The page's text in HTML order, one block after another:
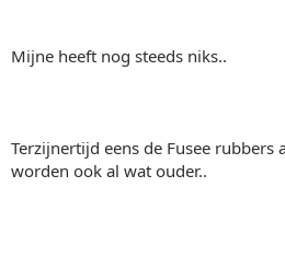
Mijne heeft nog steeds niks..
Terzijnertijd eens de Fusee rubbers
worden ook al wat ouder..